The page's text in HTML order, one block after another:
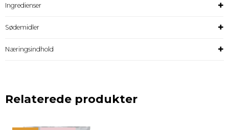
Ingredienser
Sødemidler
Næringsindhold
Relaterede produkter